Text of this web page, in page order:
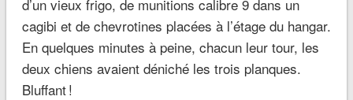
d’un vieux frigo, de munitions calibre 9 dans un
cagibi et de chevrotines placées à l’étage du hangar.
En quelques minutes à peine, chacun leur tour, les
deux chiens avaient déniché les trois planques.
Bluffant !